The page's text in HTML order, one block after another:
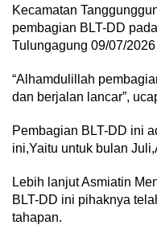
Kecamatan
pembagian BLT-DD
Tulungagung 09/07/2026
“Alhamdulillah
dan berjalan lancar”,
Pembagian BLT-DD ini
ini,Yaitu untuk bulan
Lebih lanjut Asmiatin
BLT-DD ini pihaknya
tahapan.